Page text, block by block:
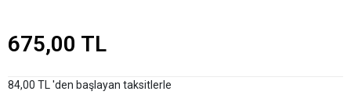
675,00 TL
84,00 TL 'den başlayan taksitlerle